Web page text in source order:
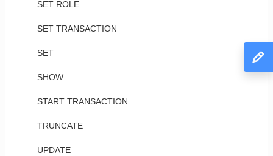
SET ROLE
SET TRANSACTION
SET
SHOW
START TRANSACTION
TRUNCATE
UPDATE